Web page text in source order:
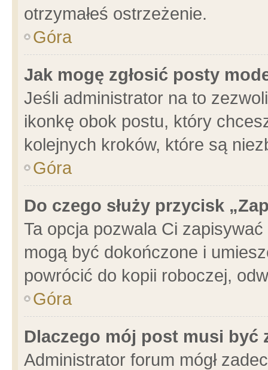
otrzymałeś ostrzeżenie.
Góra
Jak mogę zgłosić posty
Jeśli administrator na to
ikonkę obok postu, który
kolejnych kroków, które są
Góra
Do czego służy przycisk
Ta opcja pozwala Ci
mogą być dokończone i
powrócić do kopii roboczej,
Góra
Dlaczego mój post musi być
Administrator forum mógł